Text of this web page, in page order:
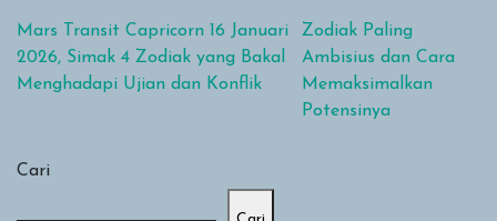
Navigasi pos
Mars Transit Capricorn 16 Januari
2026, Simak 4 Zodiak yang Bakal
Menghadapi Ujian dan Konflik
Zodiak Paling
Ambisius dan Cara
Memaksimalkan
Potensinya
Cari